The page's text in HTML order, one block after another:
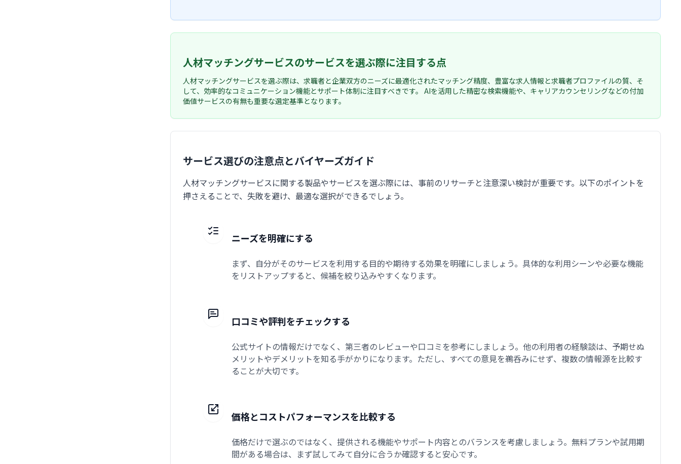
人材マッチングサービスのサービスを選ぶ際に注目する点
人材マッチングサービスを選ぶ際は、求職者と企業双方のニーズに最適化されたマッチング精度、豊富な求人情報と求職者プロファイルの質、そ
して、効率的なコミュニケーション機能とサポート体制に注目すべきです。 AIを活用した精密な検索機能や、キャリアカウンセリングなどの付加
価値サービスの有無も重要な選定基準となります。
サービス選びの注意点とバイヤーズガイド
人材マッチングサービスに関する製品やサービスを選ぶ際には、事前のリサーチと注意深い検討が重要です。以下のポイントを
押さえることで、失敗を避け、最適な選択ができるでしょう。
ニーズを明確にする
まず、自分がそのサービスを利用する目的や期待する効果を明確にしましょう。具体的な利用シーンや必要な機能
をリストアップすると、候補を絞り込みやすくなります。
口コミや評判をチェックする
公式サイトの情報だけでなく、第三者のレビューや口コミを参考にしましょう。他の利用者の経験談は、予期せぬ
メリットやデメリットを知る手がかりになります。ただし、すべての意見を鵜呑みにせず、複数の情報源を比較す
ることが大切です。
価格とコストパフォーマンスを比較する
価格だけで選ぶのではなく、提供される機能やサポート内容とのバランスを考慮しましょう。無料プランや試用期
間がある場合は、まず試してみて自分に合うか確認すると安心です。